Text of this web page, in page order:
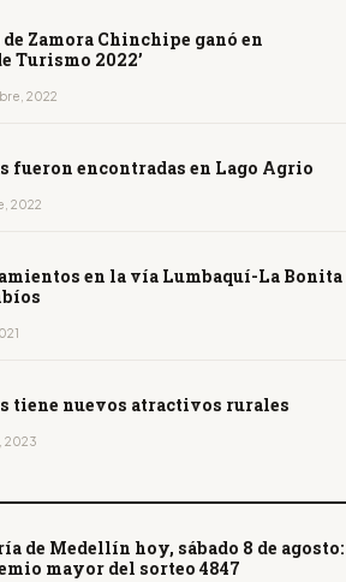
Zamora Chinchipe ganó en
Turismo 2022’
2022
fueron encontradas en Lago Agrio
2022
en la vía Lumbaquí-La Bonita
tiene nuevos atractivos rurales
2023
de Medellín hoy, sábado 8 de agosto:
mayor del sorteo 4847